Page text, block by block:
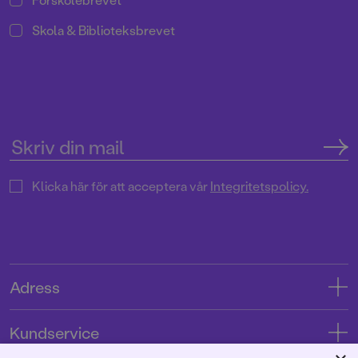
Skola & Biblioteksbrevet
Klicka här för att acceptera vårIntegritetspolicy.
Adress
Kundservice